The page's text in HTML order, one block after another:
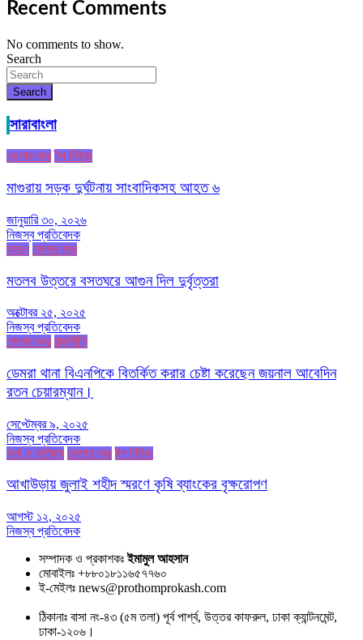
Recent Comments
No comments to show.
Search
Search
সারাবাংলা
জেলার খবর টপ নিউজ
মাগুরায় সড়ক দুর্ঘটনায় সাংবাদিকসহ আহত ৬
জানুয়ারি ৩০, ২০২৬
নিজস্ব প্রতিবেদক
আরও জেলার খবর
মতলব উত্তরে বসতঘরে আগুন দিল দুর্বৃত্তরা
অক্টোবর ২৫, ২০২৫
নিজস্ব প্রতিবেদক
জেলার খবর রাজনীতি
ডেমরা থানা বিএনপিকে বিতর্কিত করার চেষ্টা করেছেন জয়নাল আবেদিন
রতন চেয়ারম্যান।
সেপ্টেম্বর ৯, ২০২৫
নিজস্ব প্রতিবেদক
অর্থ ও বাণিজ্য জেলার খবর টপ নিউজ
আখাউড়ায় জুলাই শহীদ স্মরণে কৃষি ব্যাংকের বৃক্ষরোপণ
আগস্ট ১২, ২০২৫
নিজস্ব প্রতিবেদক
সম্পাদক ও প্রকাশকঃইমামুল আহসান
মোবাইলঃ +৮৮০১৮১১৬৫৭৭৬০
ই-মেইলঃ news@prothomprokash.com
ঠিকানাঃ বাসা নং-৪৩ (৫ম তলা) পূর্ব পার্শ্ব, উত্তর কাফরুল, ঢাকা ক্যান্টনমেন্ট,
ঢাকা-১২০৬।